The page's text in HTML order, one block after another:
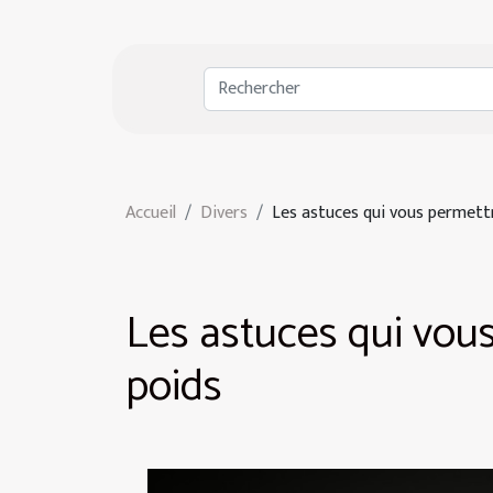
Accueil Divers Les astuces qui vous
Les astuces qui
poids